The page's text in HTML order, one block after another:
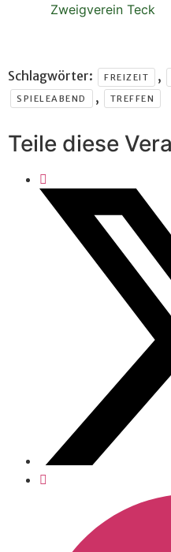
Zweigverein Teck
Schlagwörter: FREIZEIT ,
SPIELEABEND , TREFFEN
Teile diese